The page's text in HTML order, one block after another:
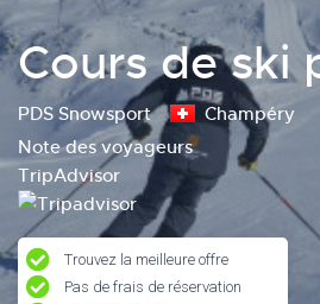
Cours de ski
PDS Snowsport
Champéry
Note des voyageurs
TripAdvisor
Trouvez la meilleure offre
Pas de frais de réservation